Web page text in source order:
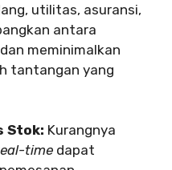
utilitas, asuransi,
antara
meminimalkan
tantangan yang
Stok: Kurangnya
time dapat